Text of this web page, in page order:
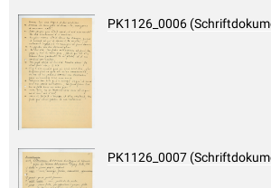
PK1126_0006
PK1126_0007